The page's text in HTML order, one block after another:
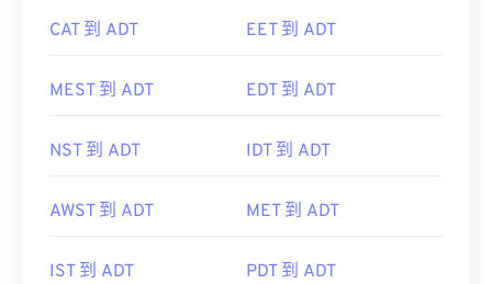
CAT 到 ADT EET 到 ADT
MEST 到 ADT EDT 到 ADT
NST 到 ADT IDT 到 ADT
AWST 到 ADT MET 到 ADT
IST 到 ADT PDT 到 ADT